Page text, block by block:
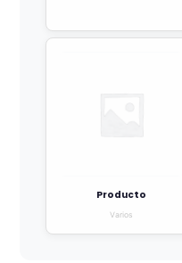
Producto
Varios